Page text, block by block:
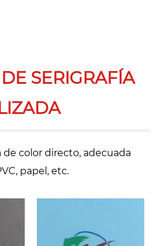
SERIGRAFÍA
color directo, adecuada
papel, etc.